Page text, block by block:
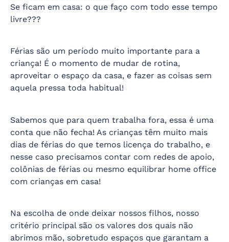
Se ficam em casa: o que faço com todo esse tempo
livre???
Férias são um período muito importante para a
criança! É o momento de mudar de rotina,
aproveitar o espaço da casa, e fazer as coisas sem
aquela pressa toda habitual!
Sabemos que para quem trabalha fora, essa é uma
conta que não fecha! As crianças têm muito mais
dias de férias do que temos licença do trabalho, e
nesse caso precisamos contar com redes de apoio,
colônias de férias ou mesmo equilibrar home office
com crianças em casa!
Na escolha de onde deixar nossos filhos, nosso
critério principal são os valores dos quais não
abrimos mão, sobretudo espaços que garantam a